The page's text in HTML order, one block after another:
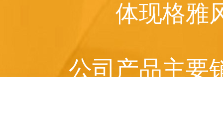
体现格雅
公司产品主要